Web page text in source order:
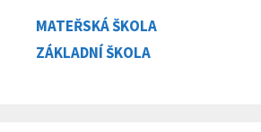
MATEŘSKÁ ŠKOLA
ZÁKLADNÍ ŠKOLA